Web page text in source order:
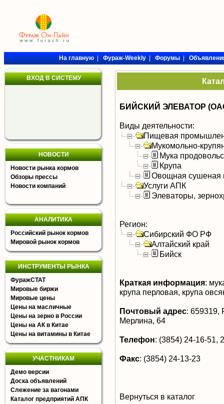
На главную|Фураж-Weekly|Форумы|
ВХОД В СИСТЕМУ
НОВОСТИ
Новости рынка кормов
Обзоры прессы
Новости компаний
АНАЛИТИКА
Российский рынок кормов
Мировой рынок кормов
ИНСТРУМЕНТЫ РЫНКА
ФуражСТАТ
Мировые биржи
Мировые цены
Цены на масличные
Цены на зерно в России
Цены на АК в Китае
Цены на витамины в Китае
УЧАСТНИКАМ
Демо версии
Доска объявлений
Слежение за вагонами
Каталог предприятий АПК
БИЙСКИЙ ЭЛЕВАТОР
Виды деятельности:
Пищевая
Мукомольно-
Мука
Крупа
Овощная сушеная
Услуги АПК
Элеваторы,
Регион:
Сибирский ФО РФ
Алтайский край
Бийск
Краткая информация:
крупа перловая, крупа
Почтовый адрес: 659319,
Мерлина, 64
Телефон: (3854) 24-16-51,
Факс: (3854) 24-13-23
Вернуться в каталог